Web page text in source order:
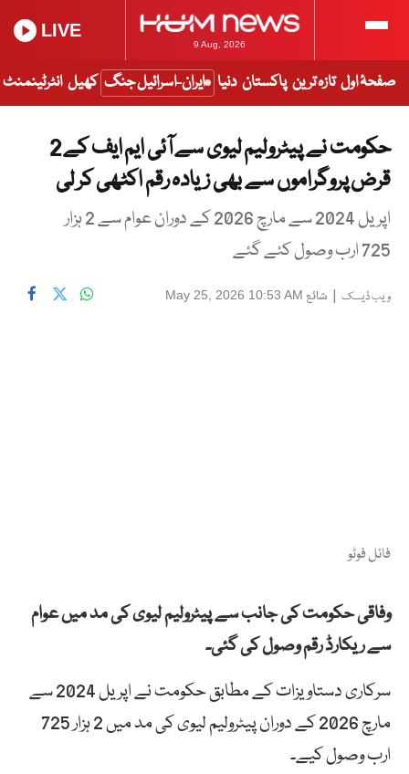
9 Aug, 2026
LIVE
صفحۂ اول تازہ ترین پاکستان دنیا ایران-اسرائیل جنگ کھیل انٹرٹینمنٹ
حکومت نے پیٹرولیم لیوی سے آئی ایم ایف کے 2
قرض پروگراموں سے بھی زیادہ رقم اکٹھی کر لی
اپریل 2024 سے مارچ 2026 کے دوران عوام سے 2 ہزار
725 ارب وصول کئے گئے
ویب ڈیسک | شائع May 25, 2026 10:53 AM
فائل فوٹو
وفاقی حکومت کی جانب سے پیٹرولیم لیوی کی مد میں عوام
سے ریکارڈ رقم وصول کی گئی۔
سرکاری دستاویزات کے مطابق حکومت نے اپریل 2024 سے
مارچ 2026 کے دوران پیٹرولیم لیوی کی مد میں 2 ہزار 725
ارب وصول کیے۔